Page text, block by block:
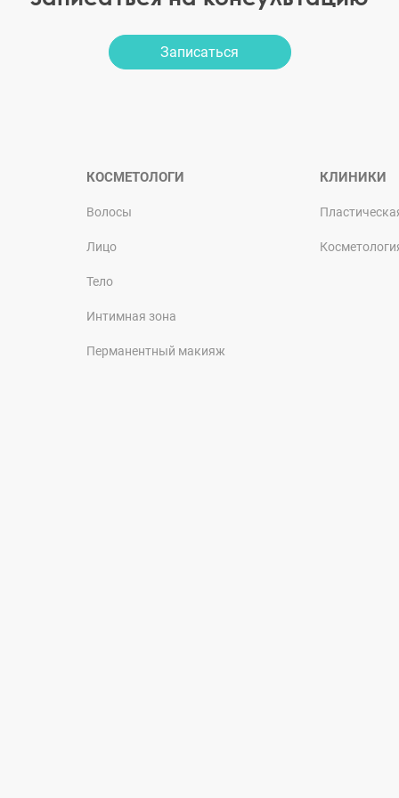
Записаться
КОСМЕТОЛОГИ
Волосы
Лицо
Тело
Интимная зона
Перманентный макияж
КЛИНИКИ